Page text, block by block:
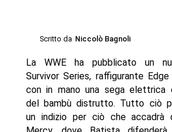
Scritto da Niccolò Bagnoli
La WWE ha pubblicato un
Survivor Series, raffigurante
con in mano una sega elettrica
del bambù distrutto. Tutto ciò
un indizio per ciò che accadrà